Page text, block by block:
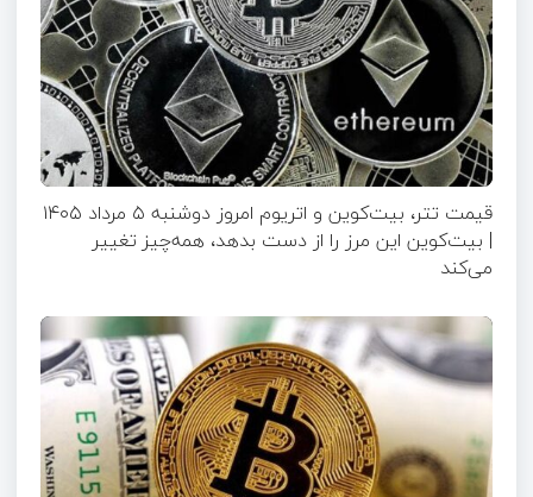
قیمت تتر، بیت‌کوین و اتریوم امروز دوشنبه ۵ مرداد ۱۴۰۵
| بیت‌کوین این مرز را از دست بدهد، همه‌چیز تغییر
می‌کند